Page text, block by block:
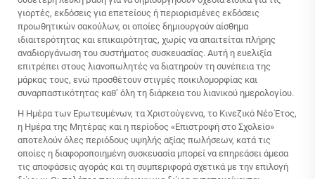
γιορτές, εκδόσεις για επετείους ή περιορισμένες εκδόσεις
προωθητικών σακούλων, οι οποίες δημιουργούν αίσθημα
ιδιαιτερότητας και επικαιρότητας, χωρίς να απαιτείται πλήρης
αναδιοργάνωση του συστήματος συσκευασίας. Αυτή η ευελιξία
επιτρέπει στους λιανοπωλητές να διατηρούν τη συνέπεια της
μάρκας τους, ενώ προσθέτουν στιγμές ποικιλομορφίας και
συναρπαστικότητας καθ’ όλη τη διάρκεια του λιανικού ημερολογίου.
Η Ημέρα των Ερωτευμένων, τα Χριστούγεννα, το Κινεζικό Νέο Έτος,
η Ημέρα της Μητέρας και η περίοδος «Επιστροφή στο Σχολείο»
αποτελούν όλες περιόδους υψηλής αξίας πωλήσεων, κατά τις
οποίες η διαφοροποιημένη συσκευασία μπορεί να επηρεάσει άμεσα
τις αποφάσεις αγοράς και τη συμπεριφορά σχετικά με την επιλογή